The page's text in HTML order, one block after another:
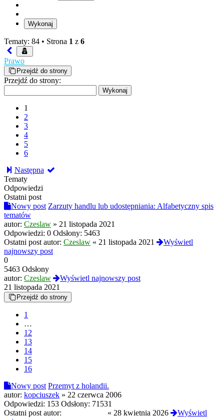
Tematy: 84 • Strona 1 z 6
Prawo
Przejdź do strony
Przejdź do strony:
1
2
3
4
5
6
Następna
Tematy
Odpowiedzi
Ostatni post
Nowy post Zarzuty handlu lub udostępniania: Alfabetyczny spis
tematów
autor: Czeslaw » 21 listopada 2021
Odpowiedzi: 0 Odsłony: 5463
Ostatni post autor: Czeslaw « 21 listopada 2021
Wyświetl
najnowszy post
0
5463 Odsłony
autor: Czeslaw
Wyświetl najnowszy post
21 listopada 2021
Przejdź do strony
1
…
12
13
14
15
16
Nowy post Przemyt z holandii.
autor: kopciuszek » 22 czerwca 2006
Odpowiedzi: 153 Odsłony: 71531
Ostatni post autor:
« 28 kwietnia 2026
Wyświetl